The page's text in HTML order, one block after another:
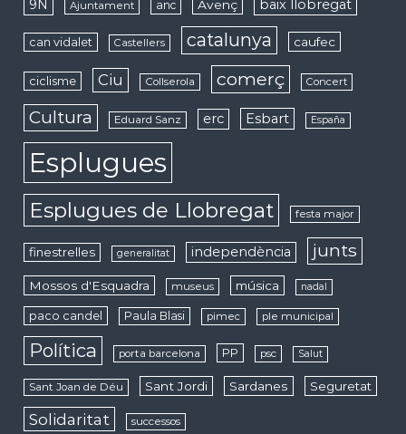
9N Ajuntament anc Avenç baix llobregat
can vidalet Castellers catalunya caufec
ciclisme Ciu Collserola comerç Concert
Cultura Eduard Sanz erc Esbart España
Esplugues
Esplugues de Llobregat festa major
finestrelles generalitat independència junts
Mossos d'Esquadra museus música nadal
paco candel Paula Blasi pimec ple municipal
Política porta barcelona PP psc Salut
Sant Joan de Déu Sant Jordi Sardanes Seguretat
Solidaritat successos